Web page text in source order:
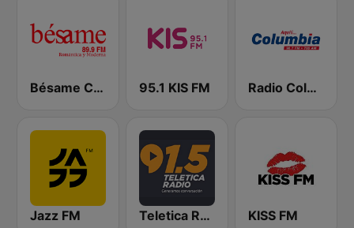
Bésame Costa Rica 95.1 KIS FM Radio Columbia
Jazz FM Teletica Radio 91.5 FM KISS FM